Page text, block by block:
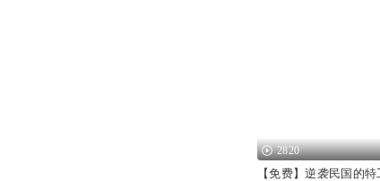
2820
【免费】逆袭民国的